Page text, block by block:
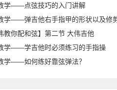
学——点弦技巧的入门讲解
学——弹吉他右手指甲的形状以及修
教你配和弦】第二节 大伟吉他
学——学吉他时必须练习的手指操
学——如何练好靠弦弹法？